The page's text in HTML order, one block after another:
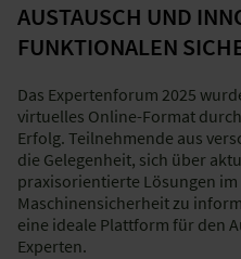
AUSTAUSCH UND
FUNKTIONALEN
Das Expertenforum 2025
virtuelles Online-Format
Erfolg. Teilnehmende aus
die Gelegenheit, sich über
praxisorientierte Lösungen im
Maschinensicherheit zu
eine ideale Plattform für den
Experten.